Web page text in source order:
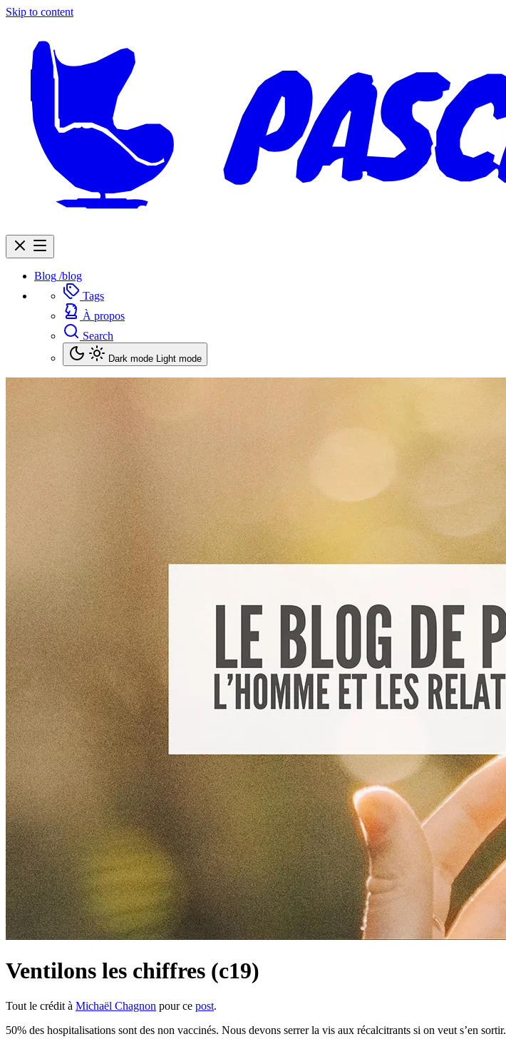
Skip to content
Blog /blog
Tags
À propos
Search
Dark mode Light mode
Ventilons les chiffres (c19)
Tout le crédit à Michaël Chagnon pour ce post.
50% des hospitalisations sont des non vaccinés. Nous devons serrer la vis aux récalcitrants si on veut s’en sortir.